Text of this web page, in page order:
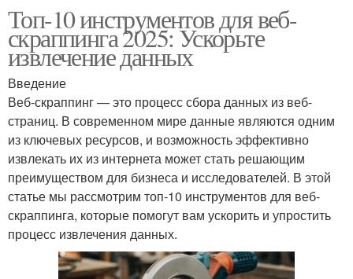
Топ-10 инструментов для веб-
скраппинга 2025: Ускорьте
извлечение данных
Введение
Веб-скраппинг — это процесс сбора данных из веб-
страниц. В современном мире данные являются одним
из ключевых ресурсов, и возможность эффективно
извлекать их из интернета может стать решающим
преимуществом для бизнеса и исследователей. В этой
статье мы рассмотрим топ-10 инструментов для веб-
скраппинга, которые помогут вам ускорить и упростить
процесс извлечения данных.